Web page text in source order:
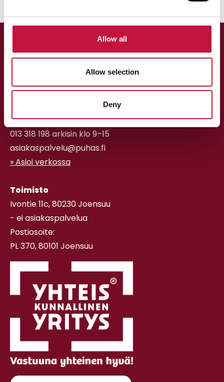
Allow all
Allow selection
Deny
Asiakaspalvelu
013 318 198 arkisin klo 9–15
asiakaspalvelu@puhas.fi
» Asioi verkossa
Toimisto
Ivontie 11c, 80230 Joensuu
- ei asiakaspalvelua
Postiosoite:
PL 370, 80101 Joensuu